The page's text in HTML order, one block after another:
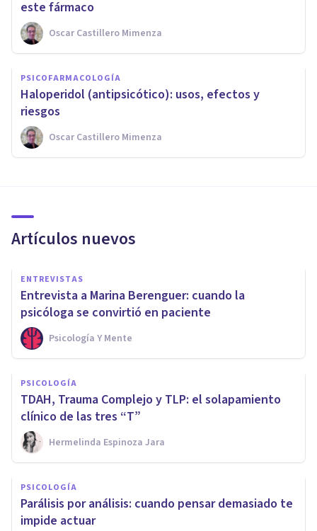
este fármaco
Oscar Castillero Mimenza
PSICOFARMACOLOGÍA
​Haloperidol (antipsicótico): usos, efectos y
riesgos
Oscar Castillero Mimenza
Artículos nuevos
ENTREVISTAS
Entrevista a Marina Berenguer: cuando la
psicóloga se convirtió en paciente
Psicología Y Mente
PSICOLOGÍA
TDAH, Trauma Complejo y TLP: el solapamiento
clínico de las tres “T”
Hermelinda Espinoza Jara
PSICOLOGÍA
Parálisis por análisis: cuando pensar demasiado te
impide actuar